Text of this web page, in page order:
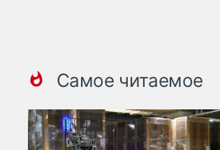
Самое читаемое